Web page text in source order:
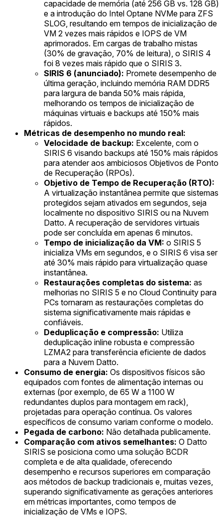
capacidade de memória (até 256 GB vs. 128 GB)
e a introdução do Intel Optane NVMe para ZFS
SLOG, resultando em tempos de inicialização de
VM 2 vezes mais rápidos e IOPS de VM
aprimorados. Em cargas de trabalho mistas
(30% de gravação, 70% de leitura), o SIRIS 4
foi 8 vezes mais rápido que o SIRIS 3.
SIRIS 6 (anunciado): Promete desempenho de
última geração, incluindo memória RAM DDR5
para largura de banda 50% mais rápida,
melhorando os tempos de inicialização de
máquinas virtuais e backups até 150% mais
rápidos.
Métricas de desempenho no mundo real:
Velocidade de backup: Excelente, com o
SIRIS 6 visando backups até 150% mais rápidos
para atender aos ambiciosos Objetivos de Ponto
de Recuperação (RPOs).
Objetivo de Tempo de Recuperação (RTO):
A virtualização instantânea permite que sistemas
protegidos sejam ativados em segundos, seja
localmente no dispositivo SIRIS ou na Nuvem
Datto. A recuperação de servidores virtuais
pode ser concluída em apenas 6 minutos.
Tempo de inicialização da VM: o SIRIS 5
inicializa VMs em segundos, e o SIRIS 6 visa ser
até 30% mais rápido para virtualização quase
instantânea.
Restaurações completas do sistema: as
melhorias no SIRIS 5 e no Cloud Continuity para
PCs tornaram as restaurações completas do
sistema significativamente mais rápidas e
confiáveis.
Deduplicação e compressão: Utiliza
deduplicação inline robusta e compressão
LZMA2 para transferência eficiente de dados
para a Nuvem Datto.
Consumo de energia: Os dispositivos físicos são
equipados com fontes de alimentação internas ou
externas (por exemplo, de 65 W a 1100 W
redundantes duplos para montagem em rack),
projetadas para operação contínua. Os valores
específicos de consumo variam conforme o modelo.
Pegada de carbono: Não detalhada publicamente.
Comparação com ativos semelhantes: O Datto
SIRIS se posiciona como uma solução BCDR
completa e de alta qualidade, oferecendo
desempenho e recursos superiores em comparação
aos métodos de backup tradicionais e, muitas vezes,
superando significativamente as gerações anteriores
em métricas importantes, como tempos de
inicialização de VMs e IOPS.